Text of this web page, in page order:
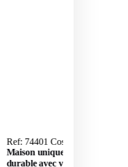
Ref: 74401 Costa Brava —
Maison unique de construction
durable avec vues incroyables